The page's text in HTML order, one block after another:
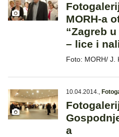
MORH-a
“Zagreb
– lice i
Foto: MORH/ J.
10.04.2014.,
a